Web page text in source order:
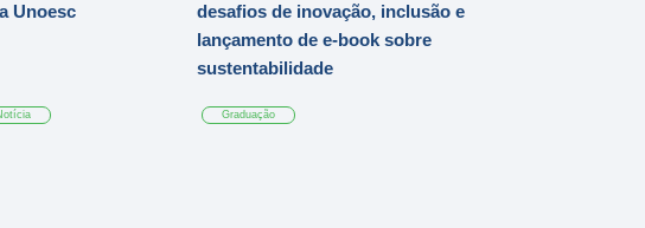
Unoesc
desafios de inovação, inclusão e
lançamento de e-book sobre
sustentabilidade
Graduação